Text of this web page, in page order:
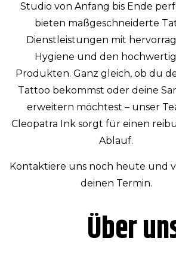
Studio von Anfang bis Ende
bieten maßgeschneiderte
Dienstleistungen mit
Hygiene und den
Produkten. Ganz gleich, ob du
Tattoo bekommst oder deine
erweitern möchtest – unser
Cleopatra Ink sorgt für einen
Ablauf.
Kontaktiere uns noch heute und
deinen Termin.
Über